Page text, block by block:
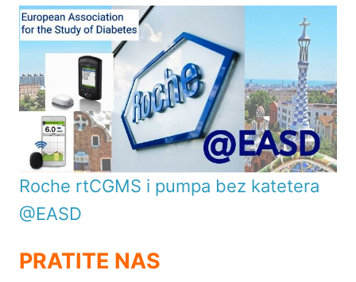
Roche rtCGMS i pumpa bez katetera
@EASD
PRATITE NAS